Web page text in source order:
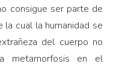
consigue ser parte de
cual la humanidad se
del cuerpo no
metamorfosis en el